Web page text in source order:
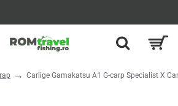
Carlige Gamakatsu A1 G-carp Specialist X